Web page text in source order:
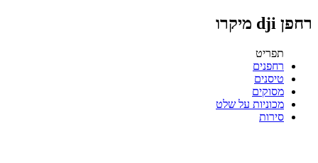
רחפן dji מיקרו
תפריט
רחפנים
טיסנים
מסוקים
מכוניות על שלט
סירות